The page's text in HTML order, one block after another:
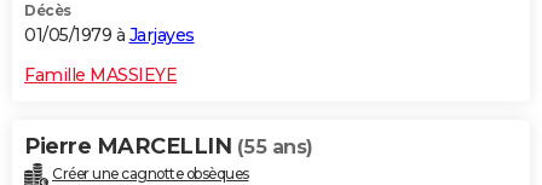
Décès
01/05/1979 à Jarjayes
Famille MASSIEYE
Pierre MARCELLIN (55 ans)
Créer une cagnotte obsèques